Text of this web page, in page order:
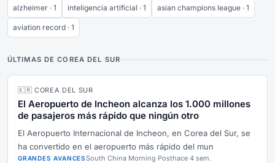
alzheimer · 1 inteligencia artificial · 1 asian champions league · 1
aviation record · 1
ÚLTIMAS DE COREA DEL SUR
🇰🇷 COREA DEL SUR
El Aeropuerto de Incheon alcanza los 1.000 millones
de pasajeros más rápido que ningún otro
El Aeropuerto Internacional de Incheon, en Corea del Sur, se
ha convertido en el aeropuerto más rápido del mun
GRANDES AVANCESSouth China Morning Posthace 4 sem.